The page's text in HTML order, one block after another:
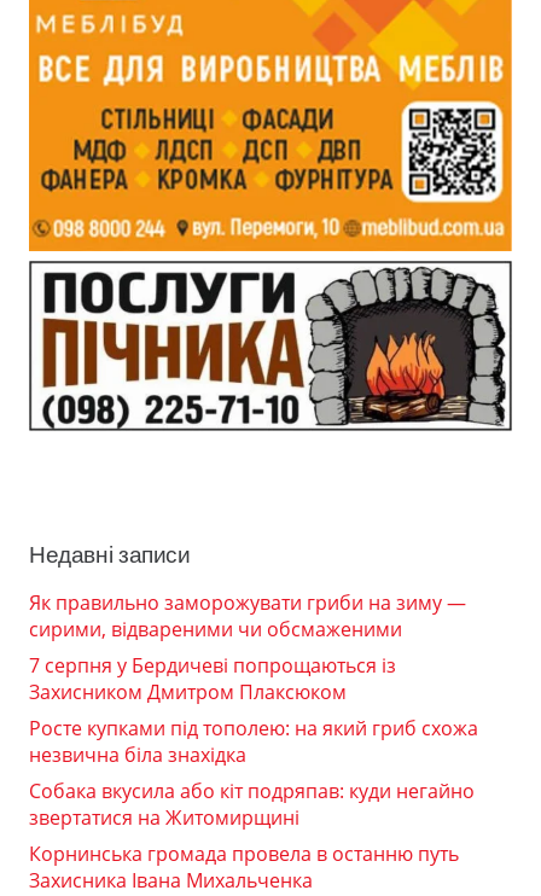
Недавні записи
Як правильно заморожувати гриби на зиму —
сирими, відвареними чи обсмаженими
7 серпня у Бердичеві попрощаються із
Захисником Дмитром Плаксюком
Росте купками під тополею: на який гриб схожа
незвична біла знахідка
Собака вкусила або кіт подряпав: куди негайно
звертатися на Житомирщині
Корнинська громада провела в останню путь
Захисника Івана Михальченка